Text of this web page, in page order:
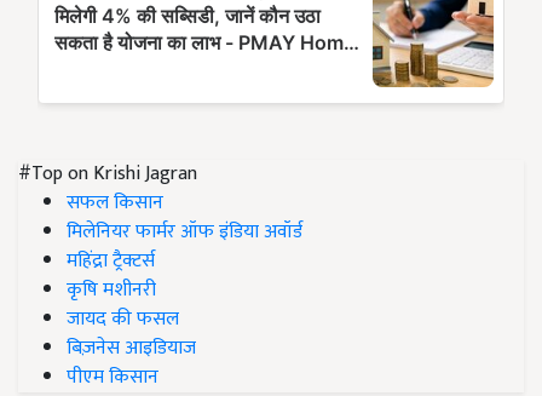
#Top on Krishi Jagran
सफल किसान
मिलेनियर फार्मर ऑफ इंडिया अवॉर्ड
महिंद्रा ट्रैक्टर्स
कृषि मशीनरी
जायद की फसल
बिज़नेस आइडियाज
पीएम किसान